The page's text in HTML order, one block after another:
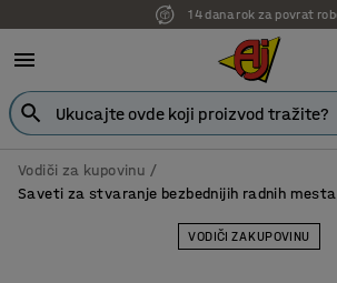
7 godina garancije
Vodiči za kupovinu
Saveti za stvaranje bezbednijih radnih mesta
VODIČI ZA KUPOVINU